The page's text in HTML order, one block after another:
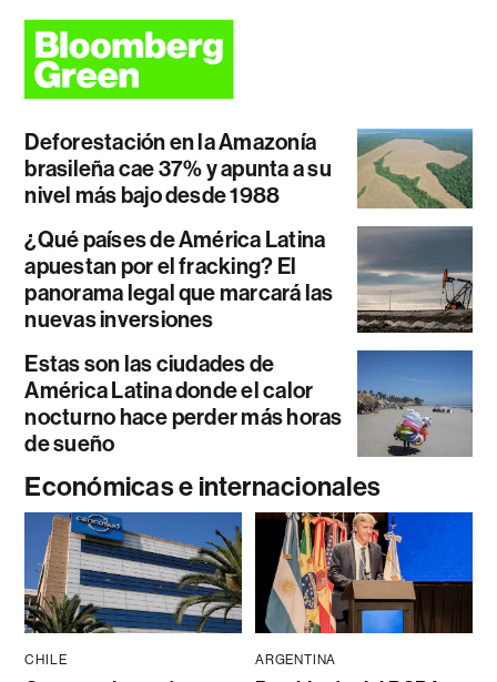
Deforestación en la Amazonía
brasileña cae 37% y apunta a su
nivel más bajo desde 1988
¿Qué países de América Latina
apuestan por el fracking? El
panorama legal que marcará las
nuevas inversiones
Estas son las ciudades de
América Latina donde el calor
nocturno hace perder más horas
de sueño
Económicas e internacionales
CHILE ARGENTINA